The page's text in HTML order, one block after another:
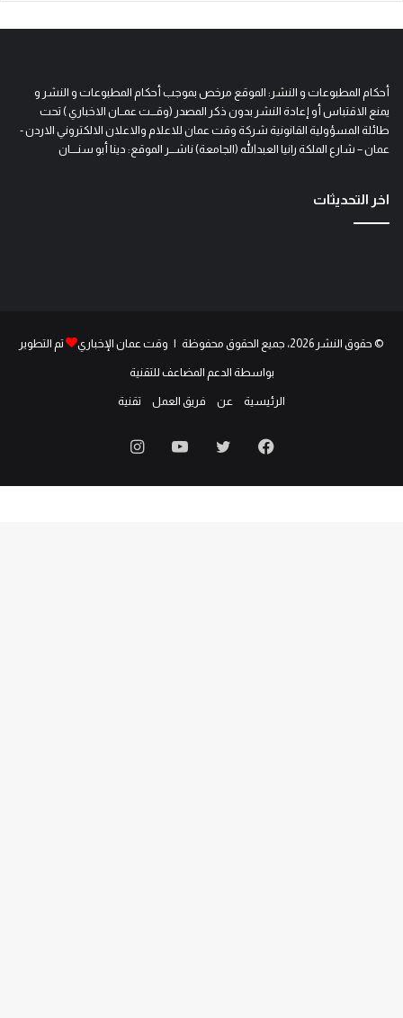
أحكام المطبوعات و النشر: الموقع مرخص بموجب أحكام المطبوعات و النشر و
يمنع الاقتباس أو إعادة النشر بدون ذكر المصدر (وقـــت عمــان الاخباري ) تحت
طائلة المسؤولية القانونية شركة وقت عمان للاعلام والاعلان الالكتروني الاردن -
عمان – شارع الملكة رانيا العبدالله (الجامعة) ناشـــر الموقع: دينا أبو سنــــان
اخر التحديثات
© حقوق النشر 2026، جميع الحقوق محفوظة | وقت عمان الإخباري تم التطوير
بواسطة الدعم المضاعف للتقنية
الرئيسية عن فريق العمل تقنية